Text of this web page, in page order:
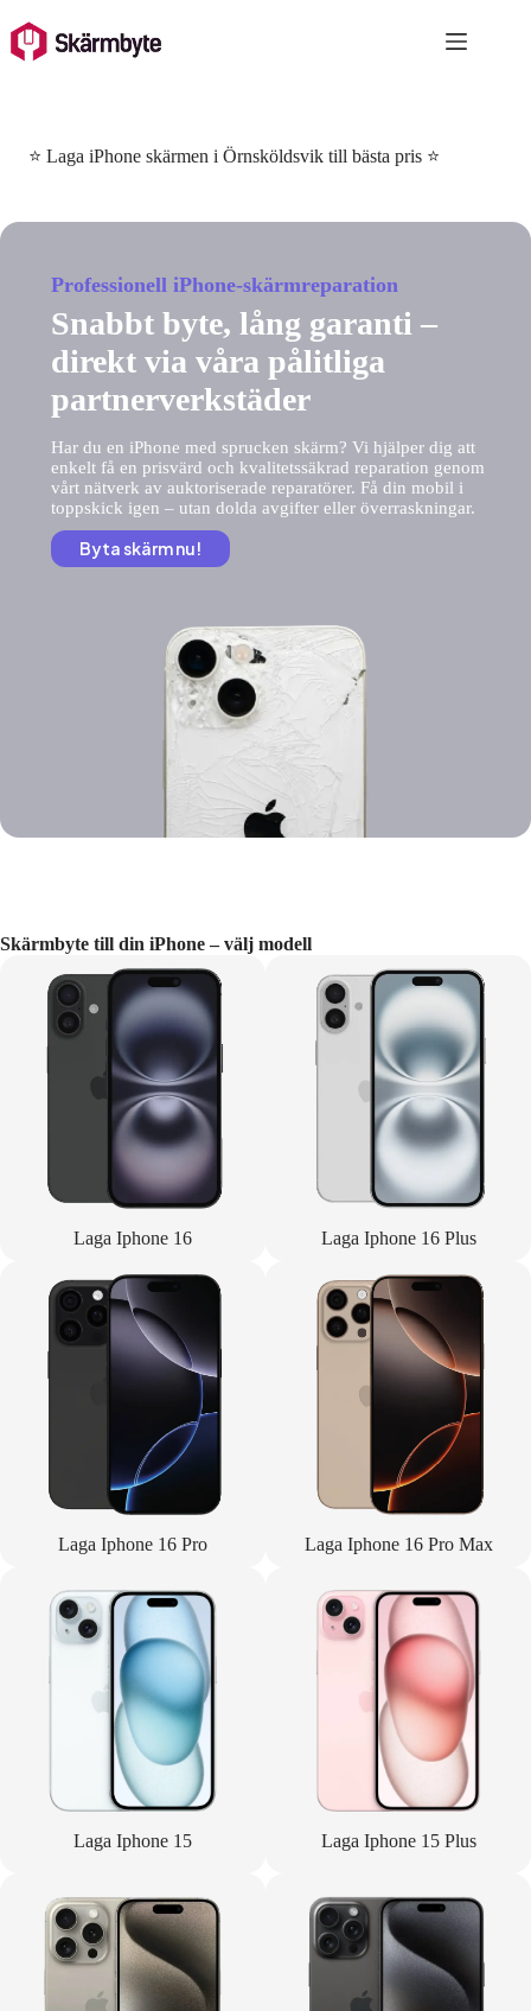
to
content
⭐ Laga iPhone skärmen i Örnsköldsvik till bästa pris ⭐
Professionell iPhone-skärmreparation
Snabbt byte, lång garanti –
direkt via våra pålitliga
partnerverkstäder
Har du en iPhone med sprucken skärm? Vi hjälper dig att
enkelt få en prisvärd och kvalitetssäkrad reparation genom
vårt nätverk av auktoriserade reparatörer. Få din mobil i
toppskick igen – utan dolda avgifter eller överraskningar.
Byta skärm nu!
Skärmbyte till din iPhone – välj modell
Laga Iphone 16 Laga Iphone 16 Plus
Laga Iphone 16 Pro Laga Iphone 16 Pro Max
Laga Iphone 15 Laga Iphone 15 Plus